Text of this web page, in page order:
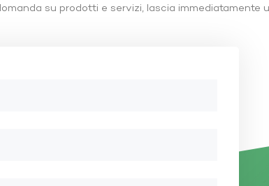
su prodotti e servizi, lascia